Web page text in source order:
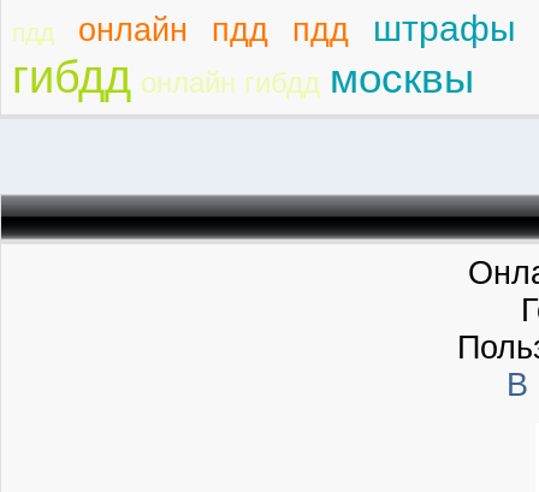
пдд онлайн пдд пдд штрафы
гибдд онлайн гибдд москвы
В